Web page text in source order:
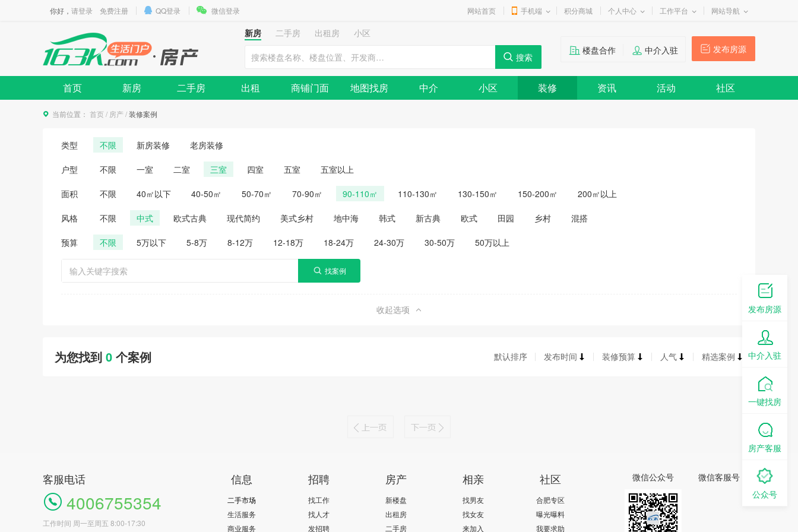
你好， 请登录 免费注册 QQ登录 微信登录 网站首页 手机端 积分商城 个人中心 工作平台 网站导航
新房 二手房 出租房
小区
发布房源
楼盘合作 中介入驻
首页 新房 二手房 出租 商铺门面 地图找房 中介 小区 装修 资讯 活动 社区
当前位置： 首页 / 房产/装修案例
类型 不限 新房装修 老房装修
户型 不限 一室 二室 三室 四室 五室 五室以上
面积 不限 40㎡以下 40-50㎡ 50-70㎡ 70-90㎡ 90-110㎡ 110-130㎡ 130-150㎡ 150-200㎡ 200㎡以上
风格 不限 中式 欧式古典 现代简约 美式乡村 地中海 韩式 新古典 欧式 田园 乡村 混搭
预算 不限 5万以下 5-8万 8-12万 12-18万 18-24万 24-30万 30-50万 50万以上
收起选项
默认排序 发布时间 装修预算 人气 精选案例
为您找到 0 个案例
客服电话
4006755354
工作时间 周一至周五 8:00-17:30
信息
二手市场
生活服务
商业服务
招聘
找工作
找人才
发招聘
房产
新楼盘
出租房
二手房
相亲
找男友
找女友
来加入
社区
合肥专区
曝光曝料
我要求助
微信公众号 微信客服号
发布房源
中介入驻
一键找房
房产客服
公众号